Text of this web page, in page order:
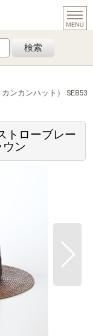
検索
ンカンハット） SE853
トローブレー
ウン